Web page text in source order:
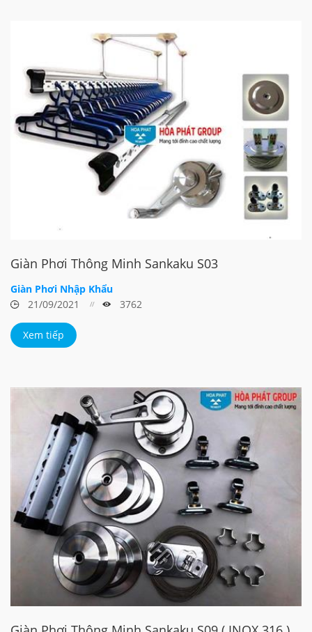
Giàn Phơi Thông Minh Sankaku S03
Giàn Phơi Nhập Khẩu
21/09/2021
3762
Xem tiếp